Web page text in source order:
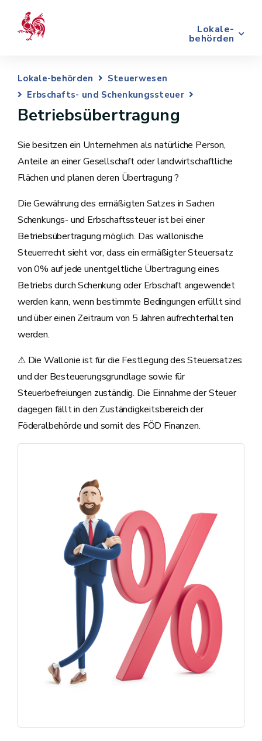
Lokale-
behörden
Lokale-behörden
Steuerwesen
Erbschafts- und Schenkungssteuer
Betriebsübertragung
Sie besitzen ein Unternehmen als natürliche Person,
Anteile an einer Gesellschaft oder landwirtschaftliche
Flächen und planen deren Übertragung ?
Die Gewährung des ermäßigten Satzes in Sachen
Schenkungs- und Erbschaftssteuer ist bei einer
Betriebsübertragung möglich. Das wallonische
Steuerrecht sieht vor, dass ein ermäßigter Steuersatz
von 0% auf jede unentgeltliche Übertragung eines
Betriebs durch Schenkung oder Erbschaft angewendet
werden kann, wenn bestimmte Bedingungen erfüllt sind
und über einen Zeitraum von 5 Jahren aufrechterhalten
werden.
⚠ Die Wallonie ist für die Festlegung des Steuersatzes
und der Besteuerungsgrundlage sowie für
Steuerbefreiungen zuständig. Die Einnahme der Steuer
dagegen fällt in den Zuständigkeitsbereich der
Föderalbehörde und somit des FÖD Finanzen.